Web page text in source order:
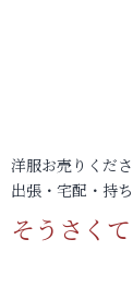
洋服お売りくだ
出張・宅配・持
そうさく